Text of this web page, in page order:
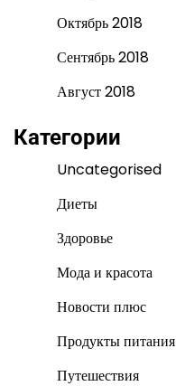
Октябрь 2018
Сентябрь 2018
Август 2018
Категории
Uncategorised
Диеты
Здоровье
Мода и красота
Новости плюс
Продукты питания
Путешествия